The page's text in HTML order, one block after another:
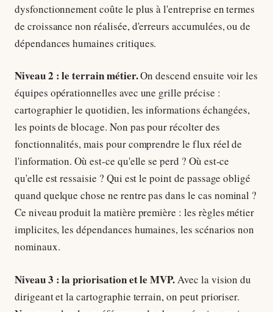
dysfonctionnement coûte le plus à l'entreprise en termes
de croissance non réalisée, d'erreurs accumulées, ou de
dépendances humaines critiques.
Niveau 2 : le terrain métier.On descend ensuite voir les
équipes opérationnelles avec une grille précise :
cartographier le quotidien, les informations échangées,
les points de blocage. Non pas pour récolter des
fonctionnalités, mais pour comprendre le flux réel de
l'information. Où est-ce qu'elle se perd ? Où est-ce
qu'elle est ressaisie ? Qui est le point de passage obligé
quand quelque chose ne rentre pas dans le cas nominal ?
Ce niveau produit la matière première : les règles métier
implicites, les dépendances humaines, les scénarios non
nominaux.
Niveau 3 : la priorisation et le MVP. Avec la vision du
dirigeant et la cartographie terrain, on peut prioriser.